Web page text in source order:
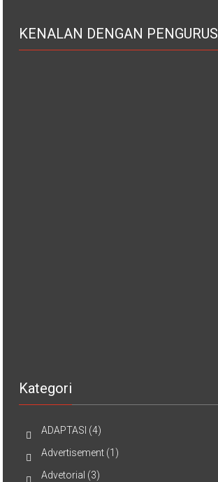
KENALAN DENGAN PENGURUS
Kategori
ADAPTASI (4)
Advertisement (1)
Advetorial (3)